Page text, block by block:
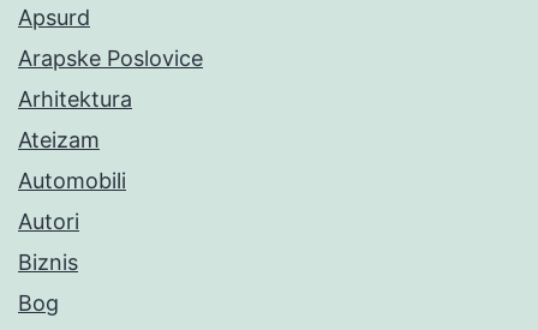
Apsurd
Arapske Poslovice
Arhitektura
Ateizam
Automobili
Autori
Biznis
Bog